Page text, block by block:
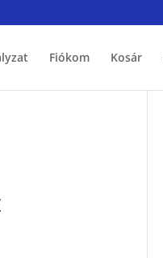
Fiókom Kosár